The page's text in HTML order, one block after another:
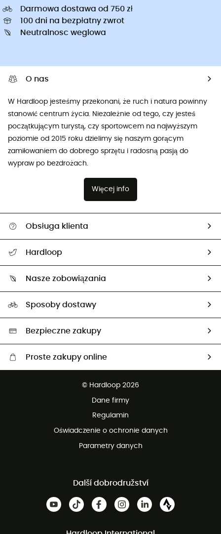
Darmowa dostawa od 750 zł
100 dni na bezpłatny zwrot
Neutralnosc weglowa
O nas
W Hardloop jesteśmy przekonani, że ruch i natura powinny
stanowić centrum życia. Niezależnie od tego, czy jesteś
początkującym turystą, czy sportowcem na najwyższym
poziomie od 2015 roku dzielimy się naszym gorącym
zamiłowaniem do dobrego sprzętu i radosną pasją do
wypraw po bezdrożach.
Więcej info
Obsługa klienta
Śledzenie przesyłki
Zwrot artykułów i zwrot środków
Hardloop
Nasze zobowiązania
Neutralność węglowa
Wybrane produkty eko
Sposoby dostawy
Bezpieczne zakupy
Proste zakupy online
© Hardloop 2026
Dane firmy
Regulamin
Oświadczenie o ochronie danych
Parametry danych
Další dobrodružství